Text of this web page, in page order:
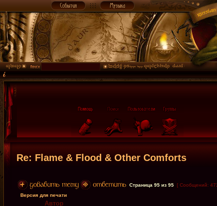
Re: Flame & Flood & Other Comforts
Страница 95 из 95 [ Сообщений:
Версия для печати
Автор